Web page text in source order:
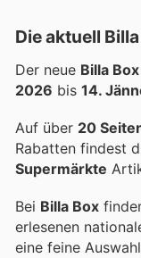
Die aktuell
Der neue Billa Box
2026 bis 14.
Auf über 20
Rabatten findest
Supermärkte
Bei Billa Box
erlesenen
eine feine